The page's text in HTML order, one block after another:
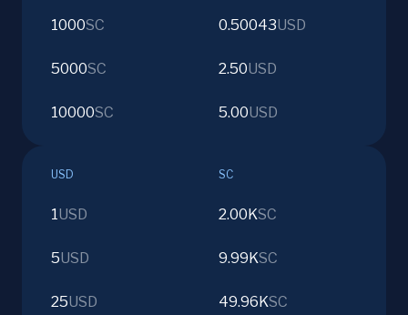
1000SC 0.50043USD
5000SC 2.50USD
10000SC 5.00USD
USD SC
1USD 2.00KSC
5USD 9.99KSC
25USD 49.96KSC